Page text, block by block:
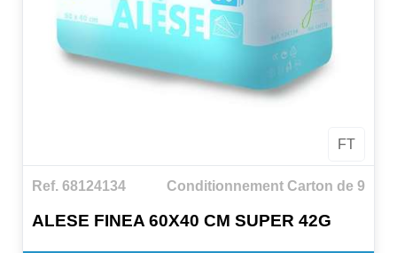
FT
Ref. 68124134 Conditionnement Carton de 9
ALESE FINEA 60X40 CM SUPER 42G